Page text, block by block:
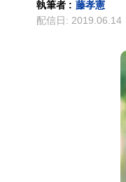
執筆者 : 藤孝憲
配信日: 2019.06.14